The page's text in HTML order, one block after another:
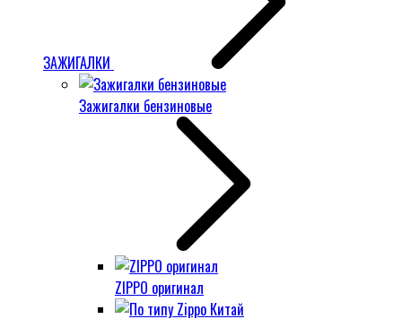
ЗАЖИГАЛКИ
Зажигалки бензиновые
ZIPPO оригинал